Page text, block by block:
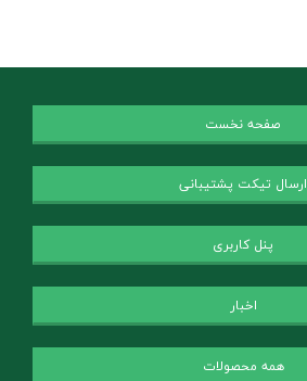
صفحه نخست
ارسال تیکت پشتیبانی
پنل کاربری
اخبار
همه محصولات